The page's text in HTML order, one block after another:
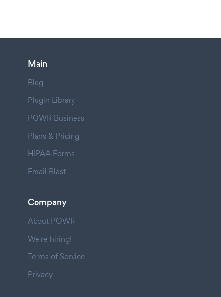
Main
Blog
Plugin Library
POWR Business
Plans & Pricing
HIPAA Forms
Email Blast
Company
About POWR
We're hiring!
Terms of Service
Privacy